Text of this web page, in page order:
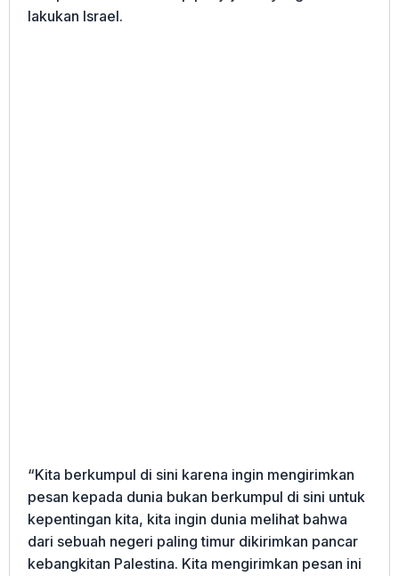
lakukan Israel.
“Kita berkumpul di sini karena ingin mengirimkan
pesan kepada dunia bukan berkumpul di sini untuk
kepentingan kita, kita ingin dunia melihat bahwa
dari sebuah negeri paling timur dikirimkan pancar
kebangkitan Palestina. Kita mengirimkan pesan ini